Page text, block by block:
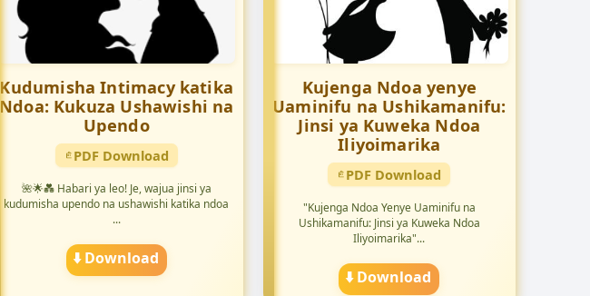
Kudumisha Intimacy katika
Ndoa: Kukuza Ushawishi na
Upendo
PDF Download
🌺🌟💑 Habari ya leo! Je, wajua jinsi ya
kudumisha upendo na ushawishi katika ndoa
...
⬇️ Download
Kujenga Ndoa yenye
Uaminifu na Ushikamanifu:
Jinsi ya Kuweka Ndoa
Iliyoimarika
PDF Download
"Kujenga Ndoa Yenye Uaminifu na
Ushikamanifu: Jinsi ya Kuweka Ndoa
Iliyoimarika"...
⬇️ Download